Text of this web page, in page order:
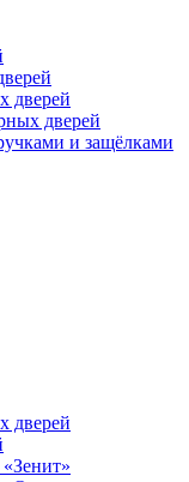
дверей
дверей
и защёлками
дверей